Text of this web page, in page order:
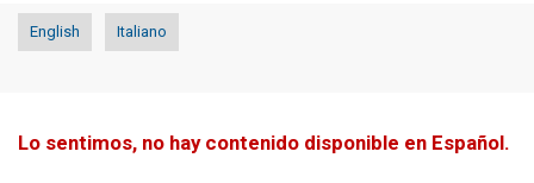
English Italiano
Lo sentimos, no hay contenido disponible en Español.